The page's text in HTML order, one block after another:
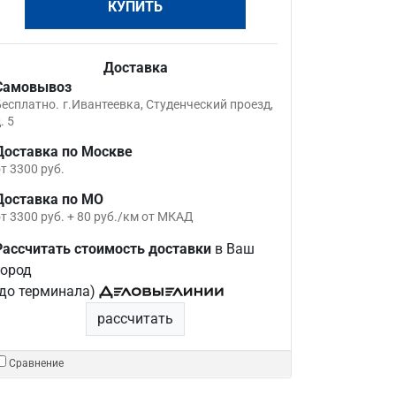
КУПИТЬ
Доставка
г.Ивантеевка, Студенческий проезд,
5
по Москве
3300 руб.
по МО
3300 руб. + 80 руб./км от МКАД
стоимость доставкив Ваш
терминала)
рассчитать
Сравнение